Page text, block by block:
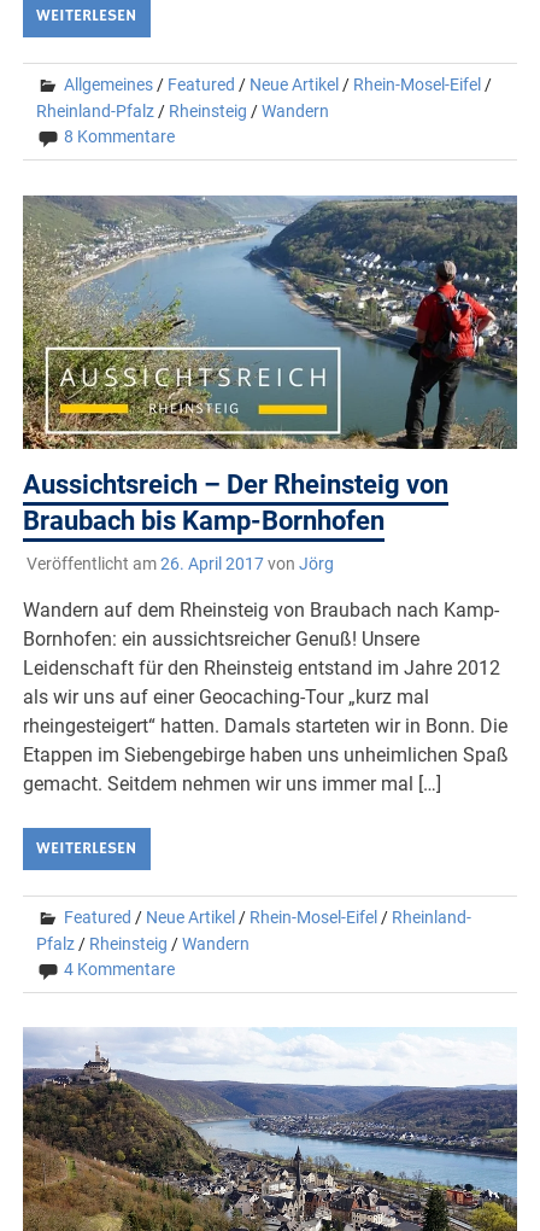
WEITERLESEN
Allgemeines / Featured / Neue Artikel / Rhein-Mosel-Eifel /
Rheinland-Pfalz / Rheinsteig /Wandern
8 Kommentare
Aussichtsreich – Der Rheinsteig von
Braubach bis Kamp-Bornhofen
Veröffentlicht am26. April 2017von Jörg
Wandern auf dem Rheinsteig von Braubach nach Kamp-
Bornhofen: ein aussichtsreicher Genuß! Unsere
Leidenschaft für den Rheinsteig entstand im Jahre 2012
als wir uns auf einer Geocaching-Tour „kurz mal
rheingesteigert“ hatten. Damals starteten wir in Bonn. Die
Etappen im Siebengebirge haben uns unheimlichen Spaß
gemacht. Seitdem nehmen wir uns immer mal […]
WEITERLESEN
Featured / Neue Artikel / Rhein-Mosel-Eifel / Rheinland-
Pfalz / Rheinsteig /Wandern
4 Kommentare